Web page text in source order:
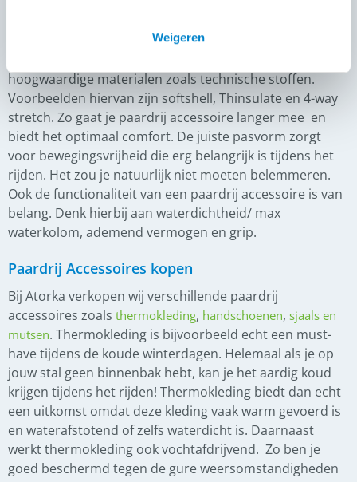
Weigeren
accessoire is het belangrijk om goed op te letten op de
hoogwaardige materialen zoals technische stoffen.
Voorbeelden hiervan zijn softshell, Thinsulate en 4-way
stretch. Zo gaat je paardrij accessoire langer mee en
biedt het optimaal comfort. De juiste pasvorm zorgt
voor bewegingsvrijheid die erg belangrijk is tijdens het
rijden. Het zou je natuurlijk niet moeten belemmeren.
Ook de functionaliteit van een paardrij accessoire is van
belang. Denk hierbij aan waterdichtheid/ max
waterkolom, ademend vermogen en grip.
Paardrij Accessoires kopen
Bij Atorka verkopen wij verschillende paardrij
accessoires zoals thermokleding, handschoenen, sjaals en
mutsen. Thermokleding is bijvoorbeeld echt een must-
have tijdens de koude winterdagen. Helemaal als je op
jouw stal geen binnenbak hebt, kan je het aardig koud
krijgen tijdens het rijden! Thermokleding biedt dan echt
een uitkomst omdat deze kleding vaak warm gevoerd is
en waterafstotend of zelfs waterdicht is. Daarnaast
werkt thermokleding ook vochtafdrijvend. Zo ben je
goed beschermd tegen de gure weersomstandigheden